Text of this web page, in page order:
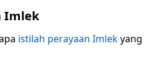
Imlek
istilah perayaan Imlekyang